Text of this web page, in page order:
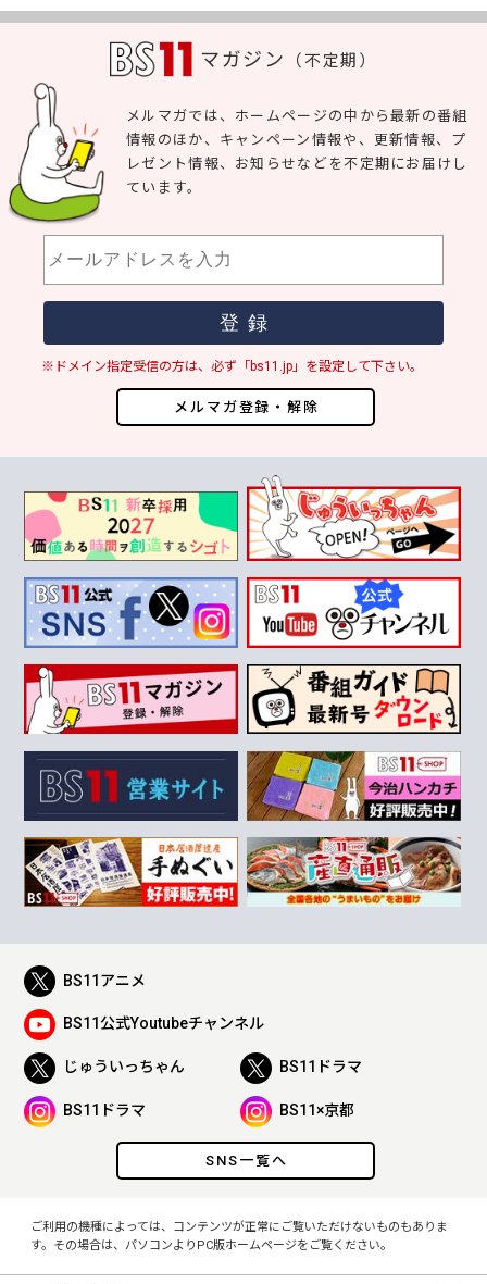
マガジン （不定期）
メルマガ登録・解除
メルマガでは、ホームページの中から最新の番組
情報のほか、キャンペーン情報や、更新情報、プ
レゼント情報、お知らせなどを不定期にお届けし
ています。
※ドメイン指定受信の方は、必ず「bs11.jp」を設定して下さい。
SNS一覧へ
BS11アニメ
BS11公式Youtubeチャンネル
じゅういっちゃん BS11ドラマ
BS11ドラマ BS11×京都
ご利用の機種によっては、コンテンツが正常にご覧いただけないものもありま
す。その場合は、パソコンよりPC版ホームページをご覧ください。